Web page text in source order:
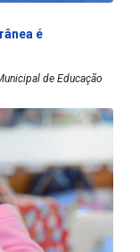
é
de Educação